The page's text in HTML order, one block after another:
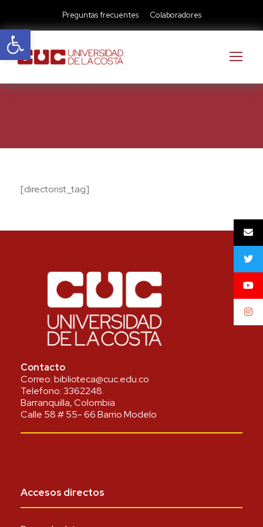
Abrir barra de herramientas
Preguntas frecuentes Colaboradores
[directorist_tag]
Contacto
Correo:biblioteca@cuc.edu.co
Telefono:3362248.
Barranquilla, Colombia
Calle 58 # 55- 66 Barrio Modelo
Accesos directos